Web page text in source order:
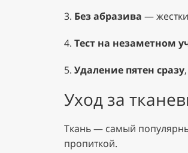
3. Без абразива —
4. Тест на незаметном
5. Удаление пятен сразу
Уход за
Ткань — самый
пропиткой.